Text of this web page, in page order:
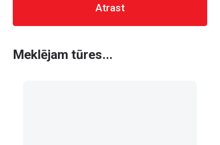
Atrast
Meklējam tūres...